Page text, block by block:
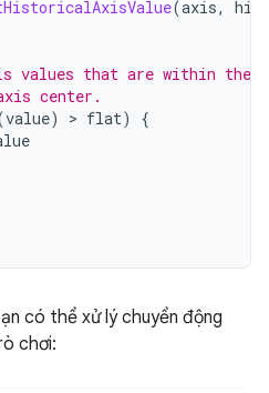
(axis,
values that are within
center.
value) > flat)
{
có thể xử lý chuyển động
chơi: